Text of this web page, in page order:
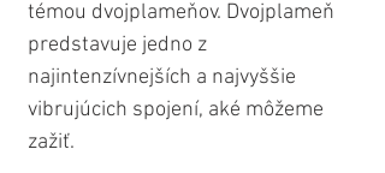
témou dvojplameňov. Dvojplameň
predstavuje jedno z
najintenzívnejších a najvyššie
vibrujúcich spojení, aké môžeme
zažiť.